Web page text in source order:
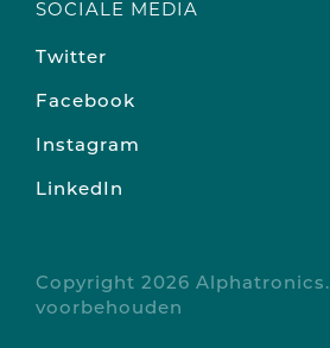
SOCIALE MEDIA
Twitter
Facebook
Instagram
LinkedIn
Copyright 2026
voorbehouden